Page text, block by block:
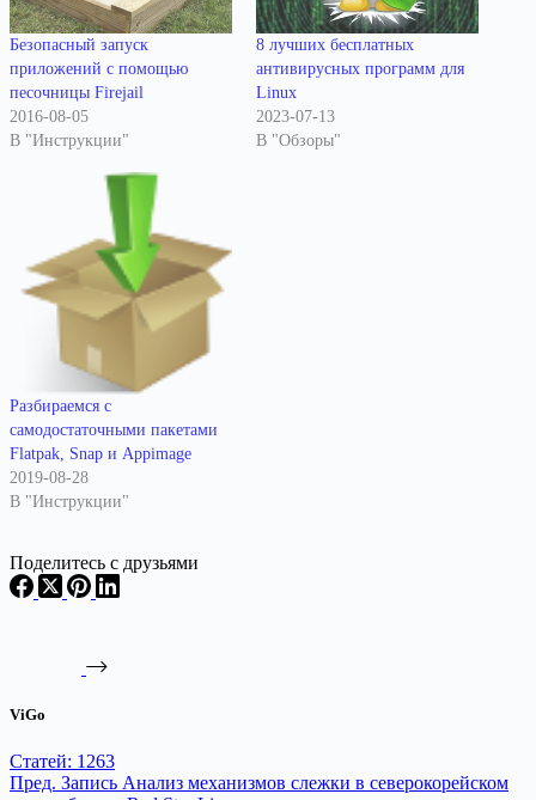
Безопасный запуск
приложений с помощью
песочницы Firejail
2016-08-05
В "Инструкции"
8 лучших бесплатных
антивирусных программ для
Linux
2023-07-13
В "Обзоры"
Разбираемся с
самодостаточными пакетами
Flatpak, Snap и Appimage
2019-08-28
В "Инструкции"
Поделитесь с друзьями
ViGo
Статей: 1263
Пред. Запись Анализ механизмов слежки в северокорейском